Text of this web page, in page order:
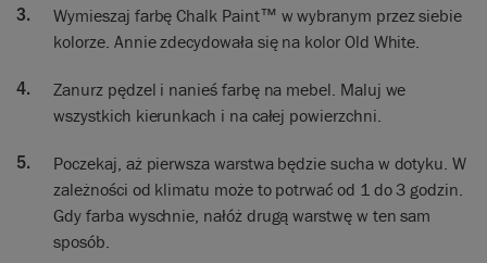
tiny brush strokes – it’s big brush strokes and cover it all
You might have noticed there’s no sanding, no priming. I’m
just directly on. So no priming, no prepping, no sanding, just
Why? How? How did all this happen? So I was a mother of
three small children and they were at school. And what I
needed was something that would be quick to do, so that
when I collected them in mid afternoon it would all be back
Wymieszaj farbę Chalk Paint™ w wybranym przez siebie
kolorze. Annie zdecydowała się na kolor Old White.
Zanurz pędzel i nanieś farbę na mebel. Maluj we
wszystkich kierunkach i na całej powierzchni.
Poczekaj, aż pierwsza warstwa będzie sucha w dotyku. W
zależności od klimatu może to potrwać od 1 do 3 godzin.
Gdy farba wyschnie, nałóż drugą warstwę w ten sam
sposób.